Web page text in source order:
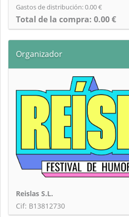
Gastos de distribución:0.00€
Total de la compra: 0.00€
Organizador
Reislas S.L.
Cif: B13812730